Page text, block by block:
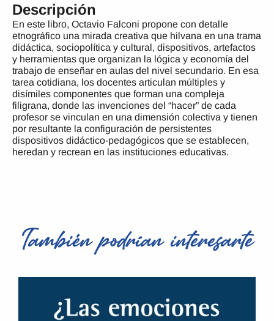
Descripción
En este libro, Octavio Falconi propone con detalle
etnográfico una mirada creativa que hilvana en una trama
didáctica, sociopolítica y cultural, dispositivos, artefactos
y herramientas que organizan la lógica y economía del
trabajo de enseñar en aulas del nivel secundario. En esa
tarea cotidiana, los docentes articulan múltiples y
disímiles componentes que forman una compleja
filigrana, donde las invenciones del “hacer” de cada
profesor se vinculan en una dimensión colectiva y tienen
por resultante la configuración de persistentes
dispositivos didáctico-pedagógicos que se establecen,
heredan y recrean en las instituciones educativas.
También podrían interesarte